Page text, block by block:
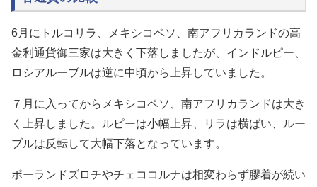
6月にトルコリラ、メキシコペソ、南アフリカランドの高
金利通貨御三家は大きく下落しましたが、インドルピー、
ロシアルーブルは逆に中頃から上昇していました。
７月に入ってからメキシコペソ、南アフリカランドは大き
く上昇しました。ルピーは小幅上昇、リラは横ばい、ルー
ブルは反転して大幅下落となっています。
ポーランドズロチやチェココルナは相変わらず膠着が続い